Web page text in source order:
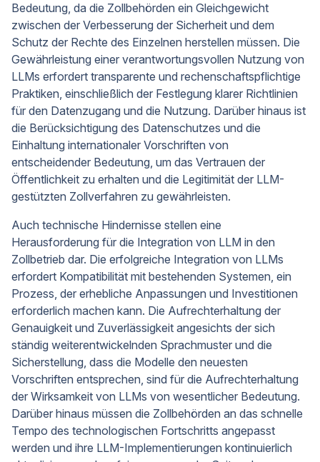
Bedeutung, da die Zollbehörden ein Gleichgewicht
zwischen der Verbesserung der Sicherheit und dem
Schutz der Rechte des Einzelnen herstellen müssen. Die
Gewährleistung einer verantwortungsvollen Nutzung von
LLMs erfordert transparente und rechenschaftspflichtige
Praktiken, einschließlich der Festlegung klarer Richtlinien
für den Datenzugang und die Nutzung. Darüber hinaus ist
die Berücksichtigung des Datenschutzes und die
Einhaltung internationaler Vorschriften von
entscheidender Bedeutung, um das Vertrauen der
Öffentlichkeit zu erhalten und die Legitimität der LLM-
gestützten Zollverfahren zu gewährleisten.
Auch technische Hindernisse stellen eine
Herausforderung für die Integration von LLM in den
Zollbetrieb dar. Die erfolgreiche Integration von LLMs
erfordert Kompatibilität mit bestehenden Systemen, ein
Prozess, der erhebliche Anpassungen und Investitionen
erforderlich machen kann. Die Aufrechterhaltung der
Genauigkeit und Zuverlässigkeit angesichts der sich
ständig weiterentwickelnden Sprachmuster und die
Sicherstellung, dass die Modelle den neuesten
Vorschriften entsprechen, sind für die Aufrechterhaltung
der Wirksamkeit von LLMs von wesentlicher Bedeutung.
Darüber hinaus müssen die Zollbehörden an das schnelle
Tempo des technologischen Fortschritts angepasst
werden und ihre LLM-Implementierungen kontinuierlich